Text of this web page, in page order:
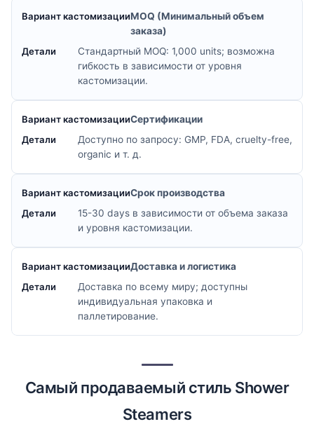
MOQ (Минимальный объем
заказа)
Стандартный MOQ: 1,000 units; возможна
гибкость в зависимости от уровня
кастомизации.
Сертификации
Доступно по запросу: GMP, FDA, cruelty-free,
organic и т. д.
Срок производства
15-30 days в зависимости от объема заказа
и уровня кастомизации.
Доставка и логистика
Доставка по всему миру; доступны
индивидуальная упаковка и
паллетирование.
Самый продаваемый стиль Shower
Steamers